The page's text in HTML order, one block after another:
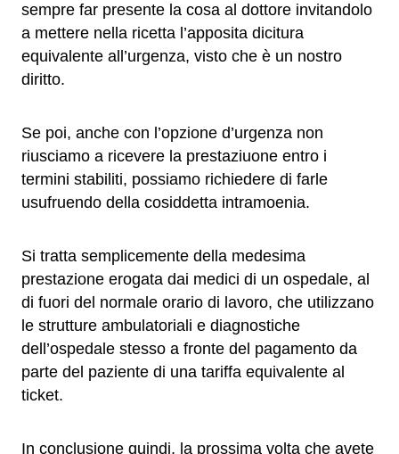
sempre far presente la cosa al dottore invitandolo
a mettere nella ricetta l’apposita dicitura
equivalente all’urgenza, visto che è un nostro
diritto.
Se poi, anche con l’opzione d’urgenza non
riusciamo a ricevere la prestaziuone entro i
termini stabiliti, possiamo richiedere di farle
usufruendo della cosiddetta intramoenia.
Si tratta semplicemente della medesima
prestazione erogata dai medici di un ospedale, al
di fuori del normale orario di lavoro, che utilizzano
le strutture ambulatoriali e diagnostiche
dell’ospedale stesso a fronte del pagamento da
parte del paziente di una tariffa equivalente al
ticket.
In conclusione quindi, la prossima volta che avete